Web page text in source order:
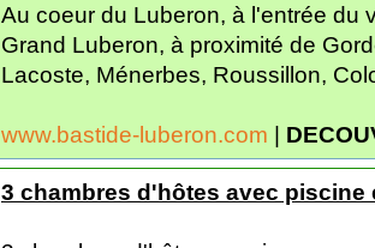
Au coeur du Luberon, à l'entrée du
Grand Luberon, à proximité de
Lacoste, Ménerbes, Roussillon,
www.bastide-luberon.com |
3 chambres d'hôtes avec piscine